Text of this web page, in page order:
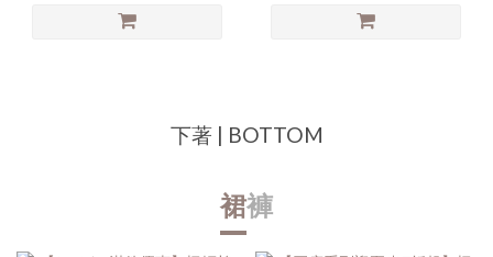
下著 | BOTTOM
裙褲